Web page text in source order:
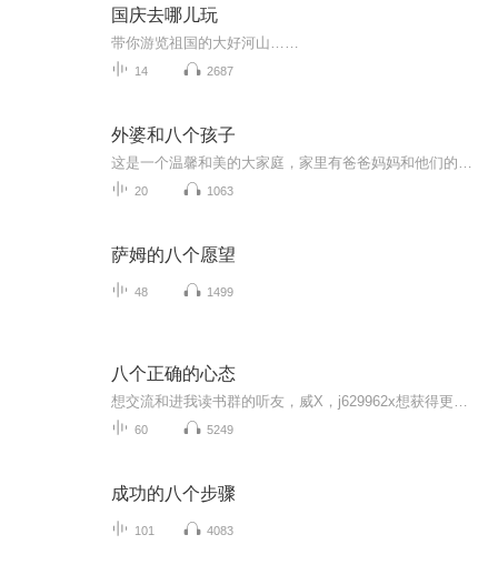
国庆去哪儿玩
带你游览祖国的大好河山……
14 2687
外婆和八个孩子
20 1063
萨姆的八个愿望
48 1499
八个正确的心态
60 5249
成功的八个步骤
101 4083